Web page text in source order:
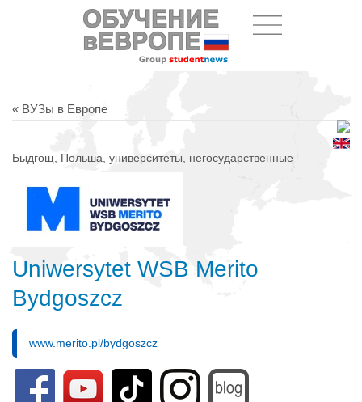
« ВУЗы в Европе
Быдгощ, Польша, университеты, негосударственные
Uniwersytet WSB Merito
Bydgoszcz
www.merito.pl/bydgoszcz